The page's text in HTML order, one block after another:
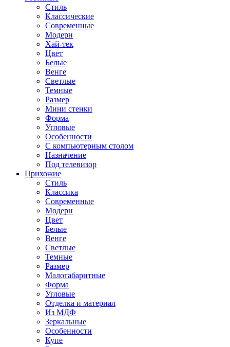
Стиль
Классические
Современные
Модерн
Хай-тек
Цвет
Белые
Венге
Светлые
Темные
Размер
Мини стенки
Форма
Угловые
Особенности
С компьютерным столом
Назначение
Под телевизор
Прихожие
Стиль
Классика
Современные
Модерн
Цвет
Белые
Венге
Светлые
Темные
Размер
Малогабаритные
Форма
Угловые
Отделка и материал
Из МДФ
Зеркальные
Особенности
Купе